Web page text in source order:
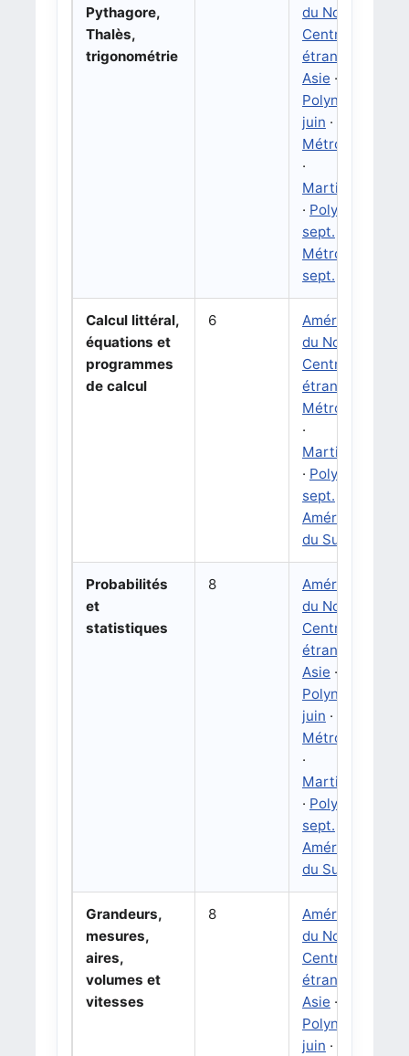
Pythagore,
Thalès,
trigonométrie
du Nord
Centres
étrangers
Asie ·
Polynésie
juin ·
Métropole
·
Martinique
· Polynésie
sept.
Métropole
sept.
Calcul littéral,
équations et
programmes
de calcul
6
Amérique
du Nord
Centres
étrangers
Métropole
·
Martinique
· Polynésie
sept.
Amérique
du Sud
Probabilités
et
statistiques
8
Amérique
du Nord
Centres
étrangers
Asie ·
Polynésie
juin ·
Métropole
·
Martinique
· Polynésie
sept.
Amérique
du Sud
Grandeurs,
mesures,
aires,
volumes et
vitesses
8
Amérique
du Nord
Centres
étrangers
Asie ·
Polynésie
juin ·